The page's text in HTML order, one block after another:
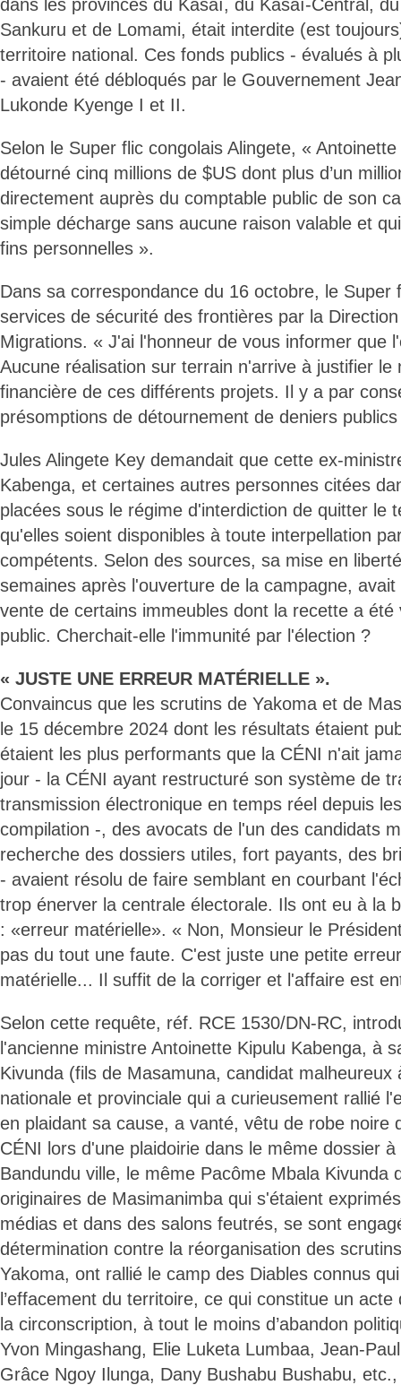
dans les provinces du Kasaï, du Kasaï-Central,
Sankuru et de Lomami, était interdite (est
territoire national. Ces fonds publics - évalués à
- avaient été débloqués par le Gouvernement
Lukonde Kyenge I et II.
Selon le Super flic congolais Alingete, «
détourné cinq millions de $US dont plus d’un
directement auprès du comptable public de son
simple décharge sans aucune raison valable et
fins personnelles ».
Dans sa correspondance du 16 octobre, le Super
services de sécurité des frontières par la
Migrations. « J'ai l'honneur de vous informer que
Aucune réalisation sur terrain n'arrive à justifier le
financière de ces différents projets. Il y a par
présomptions de détournement de deniers
Jules Alingete Key demandait que cette ex-
Kabenga, et certaines autres personnes citées
placées sous le régime d'interdiction de quitter le
qu'elles soient disponibles à toute interpellation
compétents. Selon des sources, sa mise en
semaines après l'ouverture de la campagne,
vente de certains immeubles dont la recette a été
public. Cherchait-elle l'immunité par l'élection ?
« JUSTE UNE ERREUR MATÉRIELLE ».
Convaincus que les scrutins de Yakoma et de
le 15 décembre 2024 dont les résultats étaient
étaient les plus performants que la CÉNI n'ait
jour - la CÉNI ayant restructuré son système de
transmission électronique en temps réel depuis
compilation -, des avocats de l'un des candidats
recherche des dossiers utiles, fort payants, des
- avaient résolu de faire semblant en courbant
trop énerver la centrale électorale. Ils ont eu à la
: «erreur matérielle». « Non, Monsieur le
pas du tout une faute. C'est juste une petite
matérielle... Il suffit de la corriger et l'affaire est
Selon cette requête, réf. RCE 1530/DN-RC,
l'ancienne ministre Antoinette Kipulu Kabenga, à
Kivunda (fils de Masamuna, candidat malheureux
nationale et provinciale qui a curieusement rallié
en plaidant sa cause, a vanté, vêtu de robe noire
CÉNI lors d'une plaidoirie dans le même dossier
Bandundu ville, le même Pacôme Mbala Kivunda
originaires de Masimanimba qui s'étaient
médias et dans des salons feutrés, se sont
détermination contre la réorganisation des
Yakoma, ont rallié le camp des Diables connus
l’effacement du territoire, ce qui constitue un
la circonscription, à tout le moins d’abandon
Yvon Mingashang, Elie Luketa Lumbaa, Jean-
Grâce Ngoy Ilunga, Dany Bushabu Bushabu,